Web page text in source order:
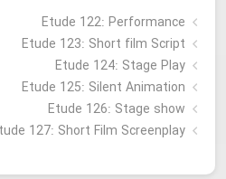
Etude 122: Performance
Etude 123: Short film Script
Etude 124: Stage Play
Etude 125: Silent Animation
Etude 126: Stage show
127: Short Film Screenplay